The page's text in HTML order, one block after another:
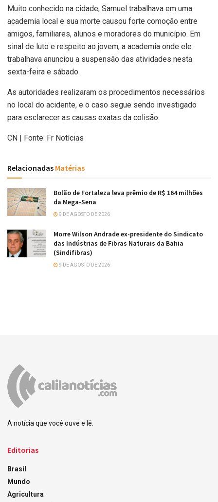
Muito conhecido na cidade, Samuel trabalhava em uma
academia local e sua morte causou forte comoção entre
amigos, familiares, alunos e moradores do município. Em
sinal de luto e respeito ao jovem, a academia onde ele
trabalhava anunciou a suspensão das atividades nesta
sexta-feira e sábado.
As autoridades realizaram os procedimentos necessários
no local do acidente, e o caso segue sendo investigado
para esclarecer as causas exatas da colisão.
CN | Fonte: Fr Notícias
Relacionadas Matérias
Bolão de Fortaleza leva prêmio de R$ 164 milhões
da Mega-Sena
9 DE AGOSTO DE 2026
Morre Wilson Andrade ex-presidente do Sindicato
das Indústrias de Fibras Naturais da Bahia
(Sindifibras)
9 DE AGOSTO DE 2026
A notícia que você ouve e lê.
Editorias
Brasil
Mundo
Agricultura